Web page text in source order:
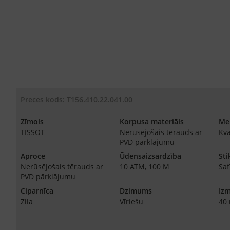
Preces kods: T156.410.22.041.00
Zīmols
TISSOT
Korpusa materiāls
Nerūsējošais tērauds ar
PVD pārklājumu
Aproce
Nerūsējošais tērauds ar
PVD pārklājumu
Ūdensaizsardzība
10 ATM, 100 M
Ciparnīca
Zila
Dzimums
Vīriešu
40